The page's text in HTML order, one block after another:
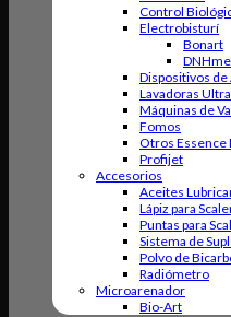
Control
Electrobisturí
Bonart
Dispositivos de
Lavadoras
Máquinas de
Fomos
Otros Essence
Profijet
Accesorios
Aceites
Lápiz para
Puntas para
Sistema de
Polvo de
Radiómetro
Microarenador
Bio-Art